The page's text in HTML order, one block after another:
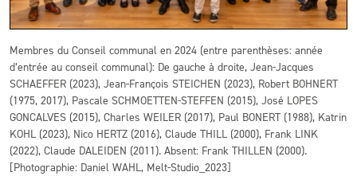
Membres du Conseil communal en 2024 (entre parenthèses: année
d’entrée au conseil communal): De gauche à droite, Jean-Jacques
SCHAEFFER (2023), Jean-François STEICHEN (2023), Robert BOHNERT
(1975, 2017), Pascale SCHMOETTEN-STEFFEN (2015), José LOPES
GONCALVES (2015), Charles WEILER (2017), Paul BONERT (1988), Katrin
KOHL (2023), Nico HERTZ (2016), Claude THILL (2000), Frank LINK
(2022), Claude DALEIDEN (2011). Absent: Frank THILLEN (2000).
[Photographie: Daniel WAHL, Melt-Studio_2023]